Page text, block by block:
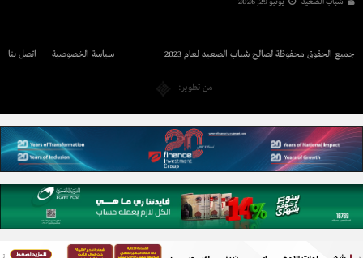
جميع الحقوق محفوظة لصالح شباب الصعيد لعام 2023 سياسة الخصوصية اتصل بنا
من تطوير: